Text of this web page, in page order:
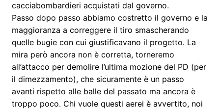
cacciabombardieri acquistati dal governo.
Passo dopo passo abbiamo costretto il governo e la
maggioranza a correggere il tiro smascherando
quelle bugie con cui giustificavano il progetto. La
mira però ancora non è corretta, torneremo
all’attacco per demolire l’ultima mozione del PD (per
il dimezzamento), che sicuramente è un passo
avanti rispetto alle balle del passato ma ancora è
troppo poco. Chi vuole questi aerei è avvertito, noi